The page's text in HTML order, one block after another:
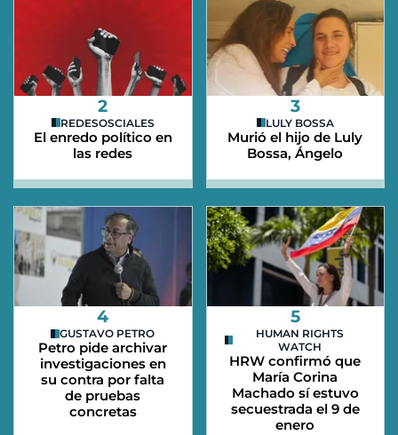
2
REDESOSCIALES
El enredo político en
las redes
3
LULY BOSSA
Murió el hijo de Luly
Bossa, Ángelo
4
GUSTAVO PETRO
Petro pide archivar
investigaciones en
su contra por falta
de pruebas
concretas
5
HUMAN RIGHTS
WATCH
HRW confirmó que
María Corina
Machado sí estuvo
secuestrada el 9 de
enero